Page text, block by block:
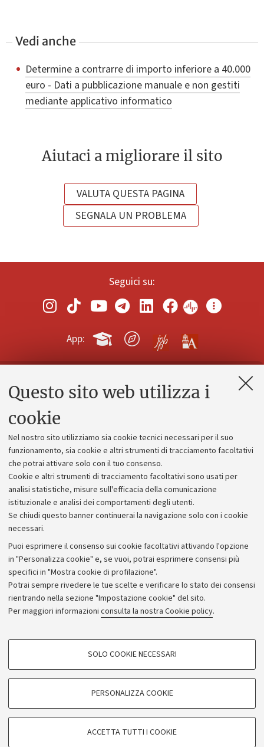
Questo sito web utilizza i
cookie
Nel nostro sito utilizziamo sia cookie tecnici necessari per il suo
funzionamento, sia cookie e altri strumenti di tracciamento facoltativi
che potrai attivare solo con il tuo consenso.
Cookie e altri strumenti di tracciamento facoltativi sono usati per
analisi statistiche, misure sull'efficacia della comunicazione
istituzionale e analisi dei comportamenti degli utenti.
Se chiudi questo banner continuerai la navigazione solo con i cookie
necessari.
Puoi esprimere il consenso sui cookie facoltativi attivando l'opzione
in "Personalizza cookie" e, se vuoi, potrai esprimere consensi più
specifici in "Mostra cookie di profilazione".
Potrai sempre rivedere le tue scelte e verificare lo stato dei consensi
rientrando nella sezione "Impostazione cookie" del sito.
Per maggiori informazioni consulta la nostra Cookie policy.
COOKIE DI PROFILAZIONE - FACOLTATIVI
COOKIE TECNICI - NECESSARI
SOLO COOKIE NECESSARI
PERSONALIZZA COOKIE
ACCETTA TUTTI I COOKIE
Vedi anche
Determine a contrarre di importo inferiore a 40.000
euro - Dati a pubblicazione manuale e non gestiti
mediante applicativo informatico
Aiutaci a migliorare il sito
VALUTA QUESTA PAGINA
SEGNALA UN PROBLEMA
Seguici su:
App:
Contatti e PEC
Alumni community
Piano strategico
Bilanci
Donazioni e 5x1000
Bandi, gare e concorsi
Albo online
Amministrazione trasparente
Atti di notifica
Informazioni sul sito e accessibilità
Dichiarazione di accessibilità
Privacy e note legali
Impostazioni Cookie
©Copyright 2026 - ALMA MATER STUDIORUM - Università di
Bologna - Via Zamboni,33 - 40126Bologna - PI: